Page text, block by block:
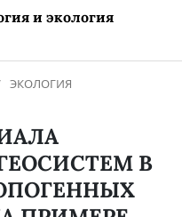
и экология
ЭКОЛОГИЯ
В